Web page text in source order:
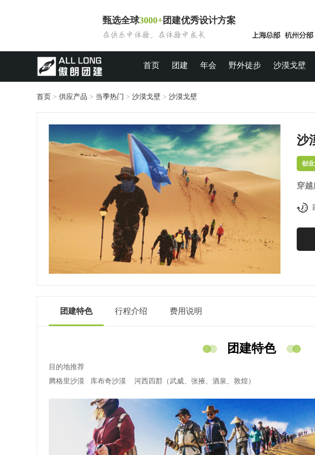
甄选全球3000+团建优秀设计方案
首页 团建 年会 野外徒步 沙漠戈壁
首页 > 供应产品 > 当季热门 > 沙漠戈壁 > 沙漠戈壁
沙
创
穿越
团建特色 行程介绍 费用说明
团建特色
目的地推荐
腾格里沙漠 库布奇沙漠 河西四郡（武威、张掖、酒泉、敦煌）